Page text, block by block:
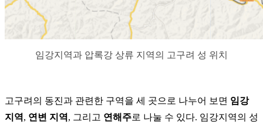
임강지역과 압록강 상류 지역의 고구려 성 위치
고구려의 동진과 관련한 구역을 세 곳으로 나누어 보면 임강
지역, 연변 지역, 그리고 연해주로 나눌 수 있다. 임강지역의 성